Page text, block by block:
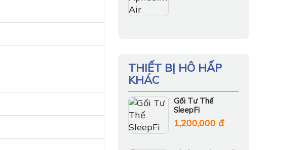
THIẾT BỊ HÔ HẤP
KHÁC
Gối Tư Thế
SleepFi
1,200,000 đ